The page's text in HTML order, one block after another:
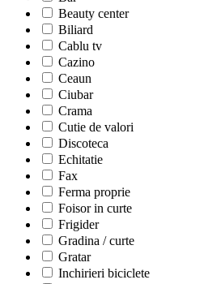
Beauty center
Biliard
Cablu tv
Cazino
Ceaun
Ciubar
Crama
Cutie de valori
Discoteca
Echitatie
Fax
Ferma proprie
Foisor in curte
Frigider
Gradina / curte
Gratar
Inchirieri biciclete